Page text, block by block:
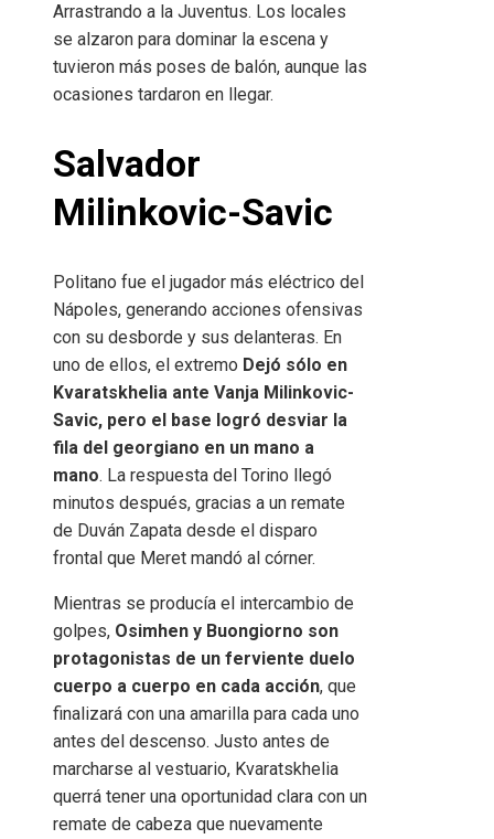
Arrastrando a la Juventus. Los locales
se alzaron para dominar la escena y
tuvieron más poses de balón, aunque las
ocasiones tardaron en llegar.
Salvador
Milinkovic-Savic
Politano fue el jugador más eléctrico del
Nápoles, generando acciones ofensivas
con su desborde y sus delanteras. En
uno de ellos, el extremo Dejó sólo en
Kvaratskhelia ante Vanja Milinkovic-
Savic, pero el base logró desviar la
fila del georgiano en un mano a
mano. La respuesta del Torino llegó
minutos después, gracias a un remate
de Duván Zapata desde el disparo
frontal que Meret mandó al córner.
Mientras se producía el intercambio de
golpes, Osimhen y Buongiorno son
protagonistas de un ferviente duelo
cuerpo a cuerpo en cada acción, que
finalizará con una amarilla para cada uno
antes del descenso. Justo antes de
marcharse al vestuario, Kvaratskhelia
querrá tener una oportunidad clara con un
remate de cabeza que nuevamente